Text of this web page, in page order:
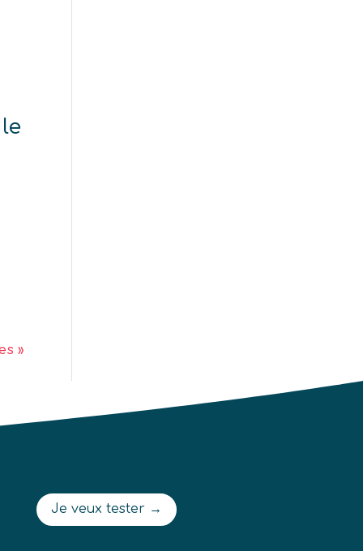
»
Je veux tester →